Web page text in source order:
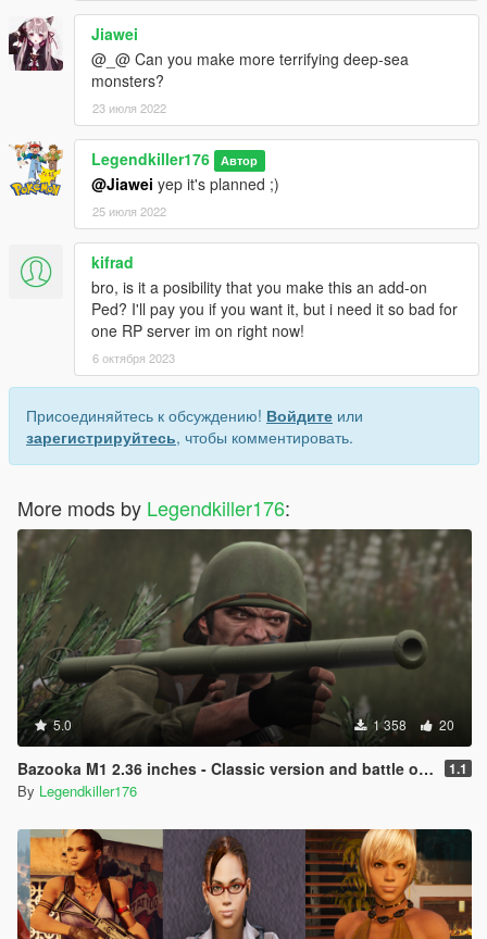
Jiawei
@_@ Can you make more terrifying deep-sea
monsters?
23 июля 2022
Legendkiller176 Автор
@Jiawei yep it's planned ;)
25 июля 2022
kifrad
bro, is it a posibility that you make this an add-on
Ped? I'll pay you if you want it, but i need it so bad for
one RP server im on right now!
6 октября 2023
Присоединяйтесь к обсуждению! Войдите или
зарегистрируйтесь, чтобы комментировать.
More mods by Legendkiller176:
5.0 1 358 20
Bazooka M1 2.36 inches - Classic version and battle of Osana version . 1.1
By Legendkiller176